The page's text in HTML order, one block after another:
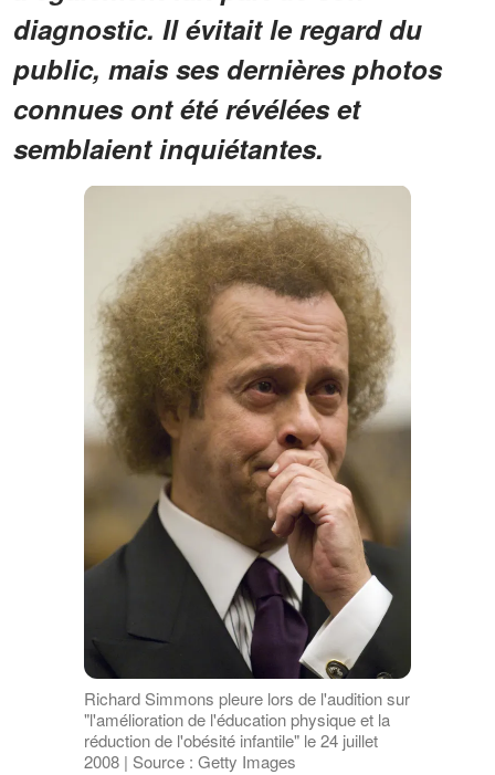
diagnostic. Il évitait le regard du
public, mais ses dernières photos
connues ont été révélées et
semblaient inquiétantes.
Richard Simmons pleure lors de l'audition sur
"l'amélioration de l'éducation physique et la
réduction de l'obésité infantile" le 24 juillet
2008 | Source : Getty Images